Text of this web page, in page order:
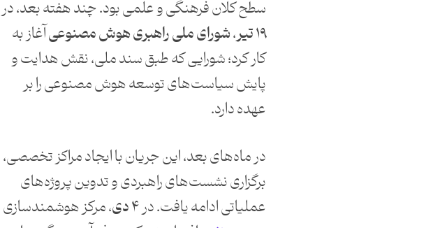
سطح کلان فرهنگی و علمی بود. چند هفته بعد، در
۱۹ تیر
،شورای ملی راهبری هوش مصنوعیآغاز به
کار کرد؛ شورایی که طبق سند ملی، نقش هدایت و
پایش سیاست‌های توسعه هوش مصنوعی را بر
عهده دارد.
در ماه‌های بعد، این جریان با ایجاد مراکز تخصصی،
برگزاری نشست‌های راهبردی و تدوین پروژه‌های
عملیاتی ادامه یافت. در۴ دی
، مرکز هوشمندسازی